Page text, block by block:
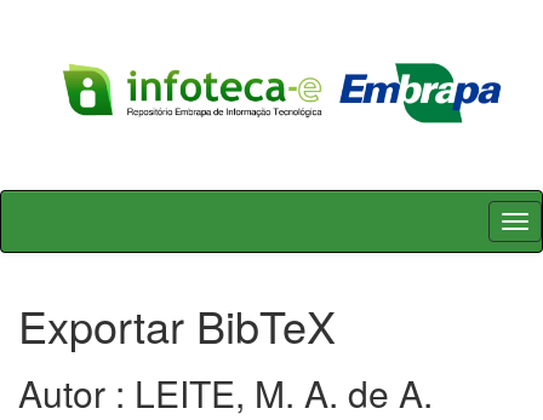
Skip
Exportar BibTeX
Autor : LEITE, M. A. de A.